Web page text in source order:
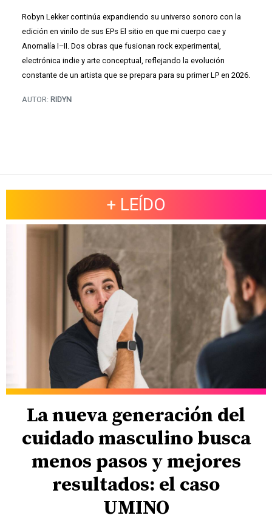
Robyn Lekker continúa expandiendo su universo sonoro con la
edición en vinilo de sus EPs El sitio en que mi cuerpo cae y
Anomalía I–II. Dos obras que fusionan rock experimental,
electrónica indie y arte conceptual, reflejando la evolución
constante de un artista que se prepara para su primer LP en 2026.
AUTOR: RIDYN
+ LEÍDO
La nueva generación del
cuidado masculino busca
menos pasos y mejores
resultados: el caso
UMINO